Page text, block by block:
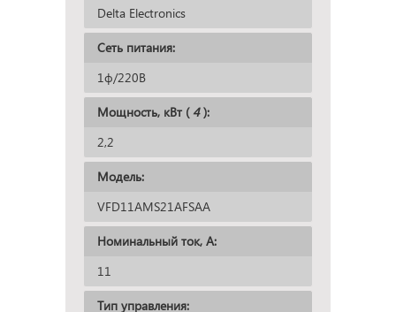
Delta Electronics
Сеть питания:
1ф/220В
Мощность, кВт (4):
2,2
Модель:
VFD11AMS21AFSAA
Номинальный ток, А:
11
Тип управления: